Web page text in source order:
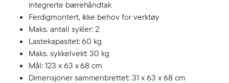
integrerte bærehåndtak
Ferdigmontert, ikke behov for verktøy
Maks. antall sykler: 2
Lastekapasitet: 60 kg
Maks. sykkelvekt: 30 kg
Mål: 123 x 63 x 68 cm
Dimensjoner sammenbrettet: 31 x 63 x 68 cm